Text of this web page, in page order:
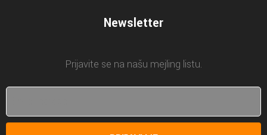
Newsletter
Prijavite se na našu mejling listu.